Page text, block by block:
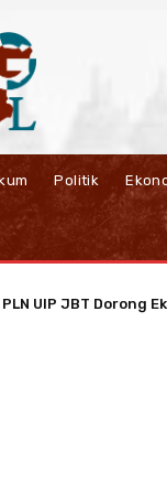
Politik
UIP JBT Dorong